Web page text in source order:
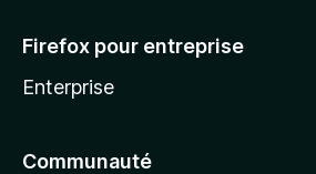
Firefox pour entreprise
Enterprise
Communauté